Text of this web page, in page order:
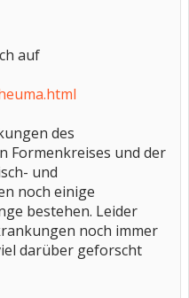
auf
des
Formenkreises und der
und
noch einige
bestehen. Leider
noch immer
darüber geforscht